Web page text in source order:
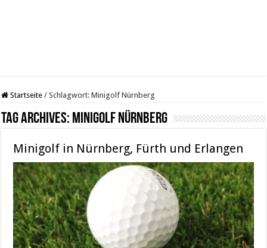
Startseite / Schlagwort:Minigolf Nürnberg
Tag Archives: Minigolf Nürnberg
Minigolf in Nürnberg, Fürth und Erlangen